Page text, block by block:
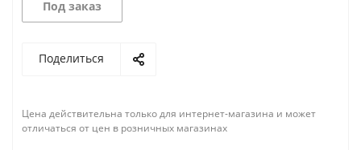
Под заказ
Поделиться
Цена действительна только для интернет-магазина и может
отличаться от цен в розничных магазинах